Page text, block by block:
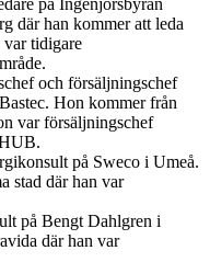
på Ingenjörsbyrån
där han kommer att leda
tidigare
och försäljningschef
Hon kommer från
var försäljningschef
på Sweco i Umeå.
stad där han var
på Bengt Dahlgren i
där han var